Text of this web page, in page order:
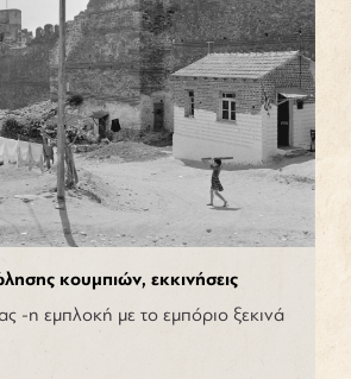
κουμπιών, εκκινήσεις
-η εμπλοκή με το εμπόριο ξεκινά